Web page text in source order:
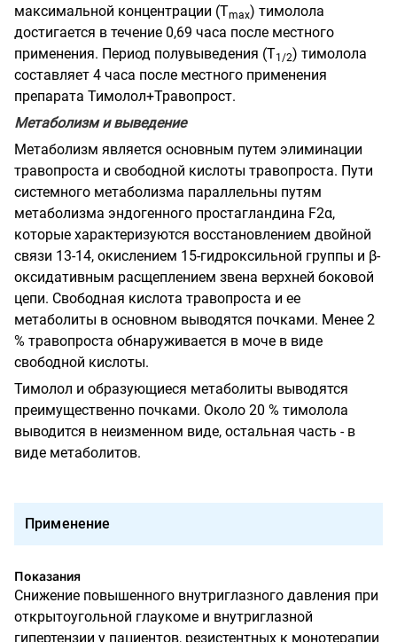
максимальной концентрации (Тmах) тимолола
достигается в течение 0,69 часа после местного
применения. Период полувыведения (Т1 /2) тимолола
составляет 4 часа после местного применения
препарата Тимолол+Травопрост.
Метаболизм и выведение
Метаболизм является основным путем элиминации
травопроста и свободной кислоты травопроста. Пути
системного метаболизма параллельны путям
метаболизма эндогенного простагландина F2α,
которые характеризуются восстановлением двойной
связи 13-14, окислением 15-гидроксильной группы и β-
оксидативным расщеплением звена верхней боковой
цепи. Свободная кислота травопроста и ее
метаболиты в основном выводятся почками. Менее 2
% травопроста обнаруживается в моче в виде
свободной кислоты.
Тимолол и образующиеся метаболиты выводятся
преимущественно почками. Около 20 % тимолола
выводится в неизменном виде, остальная часть - в
виде метаболитов.
Применение
Показания
Снижение повышенного внутриглазного давления при
открытоугольной глаукоме и внутриглазной
гипертензии у пациентов, резистентных к монотерапии